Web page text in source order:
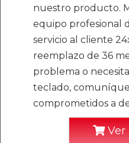
nuestro producto.
equipo profesional
servicio al cliente
reemplazo de 36
problema o
teclado,
comprometidos a
Ver